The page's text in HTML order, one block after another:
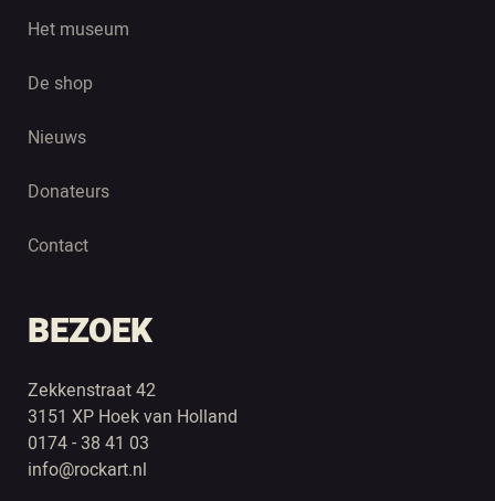
Het museum
De shop
Nieuws
Donateurs
Contact
BEZOEK
Zekkenstraat 42
3151 XP Hoek van Holland
0174 - 38 41 03
info@rockart.nl